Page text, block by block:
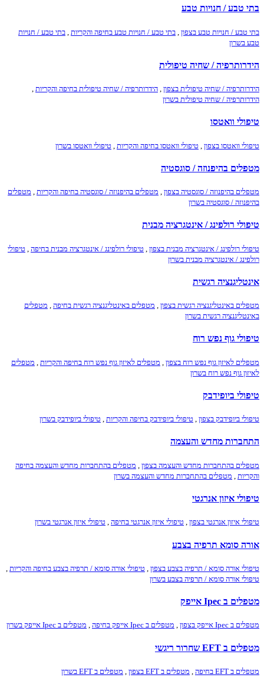
בתי טבע / חנויות טבע
בתי טבע / חנויות טבע בצפון בתי טבע / חנויות טבע בחיפה והקריות
בתי טבע / חנויות
טבע בשרון
הידרותרפיה / שחיה טיפולית
הידרותרפיה / שחיה טיפולית בצפון , הידרותרפיה / שחיה טיפולית בחיפה והקריות ,
הידרותרפיה / שחיה טיפולית בשרון
טיפולי וואטסו
טיפולי וואטסו בצפון טיפולי וואטסו בחיפה והקריות טיפולי וואטסו בשרון
מטפלים בהיפנוזה / סוגסטיה
מטפלים בהיפנוזה / סוגסטיה בצפון , מטפלים בהיפנוזה / סוגסטיה בחיפה והקריות , מטפלים
בהיפנוזה / סוגסטיה בשרון
טיפולי רולפינג / אינטגרציה מבנית
טיפולי רולפינג / אינטגרציה מבנית בצפון טיפולי רולפינג / אינטגרציה מבנית בחיפה טיפולי
רולפינג / אינטגרציה מבנית בשרון
אינטליגנציה רגשית
מטפלים באינטליגנציה רגשית בצפון , מטפלים באינטליגנציה רגשית בחיפה , מטפלים
באינטליגנציה רגשית בשרון
טיפולי גוף נפש רוח
מטפלים לאיזון גוף נפש רוח בצפון מטפלים לאיזון גוף נפש רוח בחיפה והקריות
מטפלים
לאיזון גוף נפש רוח בשרון
טיפולי ביופידבק
טיפולי ביופידבק בצפון , טיפולי ביופידבק בחיפה והקריות , טיפולי ביופידבק בשרון
התחברות מחדש והעצמה
מטפלים בהתחברות מחדש והעצמה בצפון
מטפלים בהתחברות מחדש והעצמה בחיפה
והקריות
מטפלים בהתחברות מחדש והעצמה בשרון
טיפולי איזון אנרגטי
טיפולי איזון אנרגטי בצפון , טיפולי איזון אנרגטי בחיפה , טיפולי איזון אנרגטי בשרון
אורה סומא תרפיה בצבע
טיפולי אורה סומא / תרפיה בצבע בצפון טיפולי אורה סומא / תרפיה בצבע בחיפה והקריות
טיפולי אורה סומא / תרפיה בצבע בשרון
מטפלים ב Ipec אייפק
מטפלים ב Ipec אייפק בצפון , מטפלים ב Ipec אייפק בחיפה , מטפלים ב Ipec אייפק בשרון
מטפלים ב EFT שחרור ריגשי
מטפלים ב EFT בחיפה מטפלים ב EFT בצפון מטפלים ב EFT בשרון